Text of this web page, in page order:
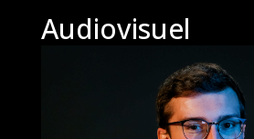
Audiovisuel